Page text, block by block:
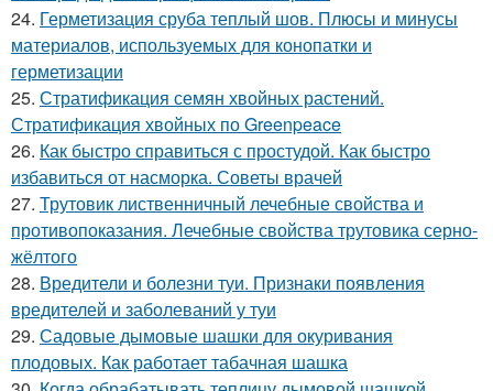
24. Герметизация сруба теплый шов. Плюсы и минусы
материалов, используемых для конопатки и
герметизации
25. Стратификация семян хвойных растений.
Стратификация хвойных по Greenpeace
26. Как быстро справиться с простудой. Как быстро
избавиться от насморка. Советы врачей
27. Трутовик лиственничный лечебные свойства и
противопоказания. Лечебные свойства трутовика серно-
жёлтого
28. Вредители и болезни туи. Признаки появления
вредителей и заболеваний у туи
29. Садовые дымовые шашки для окуривания
плодовых. Как работает табачная шашка